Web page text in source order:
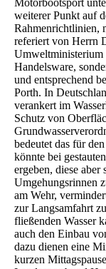
Motorbootsport
weiterer Punkt auf
Rahmenrichtlinien,
referiert von Herrn
Umweltministerium
Handelsware,
und entsprechend
Porth. In
verankert im
Schutz von
bedeutet das für
könnte bei
ergeben, diese
Umgehungsrinnen
am Wehr,
zur Langsamfahrt
fließenden Wasser
auch den Einbau
dazu dienen eine
kurzen